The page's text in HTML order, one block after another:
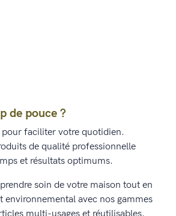
de pouce ?
faciliter votre quotidien.
de qualité professionnelle
et résultats optimums.
soin de votre maison tout en
avec nos gammes